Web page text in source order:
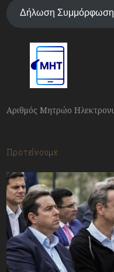
Δήλωση
Αριθμός Μητρώο
Προτείνουμε